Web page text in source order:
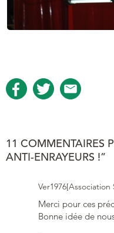
11 COMMENTAIRES
ANTI-ENRAYEURS !”
Ver1976[Association
Merci pour ces
Bonne idée de